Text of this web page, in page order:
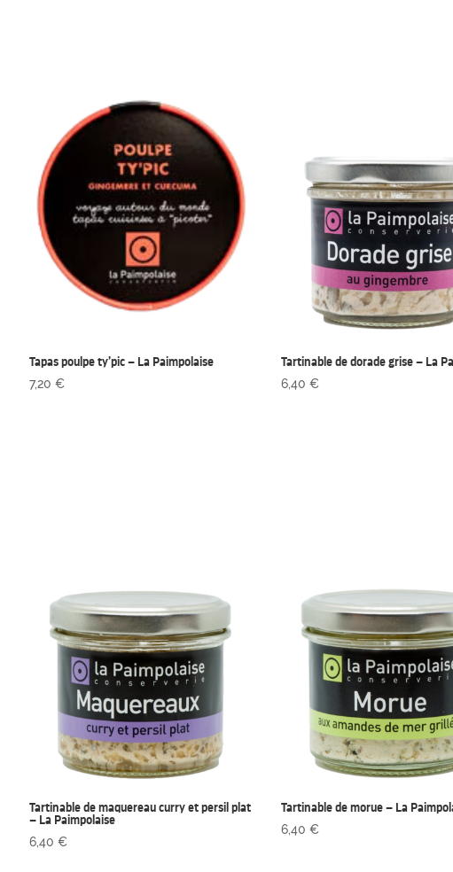
Tapas poulpe ty’pic – La Paimpolaise
7,20€
Tartinable de dorade grise – La
6,40€
Tartinable de maquereau curry et persil plat
– La Paimpolaise
6,40€
Tartinable de morue – La
6,40€